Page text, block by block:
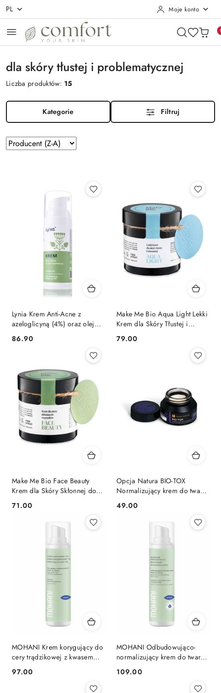
Przejdź do treści głównej
Przejdź do wyszukiwarki
Przejdź do moje konto
Przejdź do menu głównego
Przejdź do stopki
PL Moje konto
dla skóry tłustej i problematycznej
Liczba produktów: 15
Kategorie Filtruj
Zastosowano
sortowanie:
Sortuj
według
Lynia Krem Anti-Acne z
azeloglicyną (4%) oraz olejem
konopnym 50 ml
Cena:
86.90
Make Me Bio Aqua Light Lekki
Krem dla Skóry Tłustej i
Mieszanej 60ml
Cena:
79.00
Make Me Bio Face Beauty
Krem dla Skóry Skłonnej do
Cena:
71.00
Opcja Natura BIO-TOX
Normalizujący krem do twarzy
ml
Cena:
49.00
MOHANI Krem korygujący do
cery trądzikowej z kwasem
azelainowym 5%, kwasem
pirogronowym 1% i kwasem
Cena:
97.00
MOHANI Odbudowująco-
normalizujący krem do twarzy
z Kompleksem ceramidów
2%, Niacynamidem i
Glukonianem cynku 50 ml
Cena:
109.00